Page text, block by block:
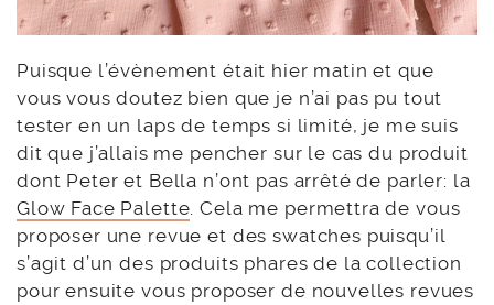
Puisque l’évènement était hier matin et que
vous vous doutez bien que je n’ai pas pu tout
tester en un laps de temps si limité, je me suis
dit que j’allais me pencher sur le cas du produit
dont Peter et Bella n’ont pas arrêté de parler: la
Glow Face Palette . Cela me permettra de vous
proposer une revue et des swatches puisqu’il
s’agit d’un des produits phares de la collection
pour ensuite vous proposer de nouvelles revues